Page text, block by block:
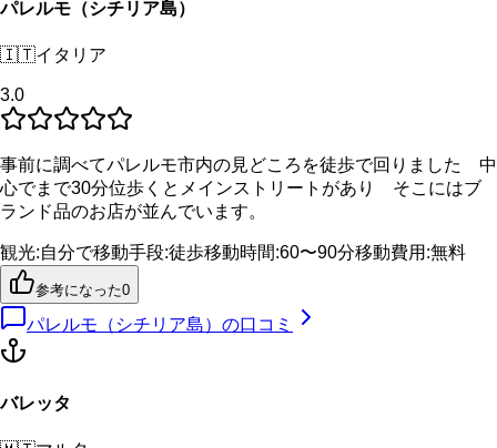
パレルモ（シチリア島）
🇮🇹イタリア
3.0
事前に調べてパレルモ市内の見どころを徒歩で回りました 中
心でまで30分位歩くとメインストリートがあり そこにはブ
ランド品のお店が並んでいます。
観光:自分で移動手段:徒歩移動時間:60〜90分移動費用 :無料
参考になった0
パレルモ（シチリア島） の口コミ
バレッタ